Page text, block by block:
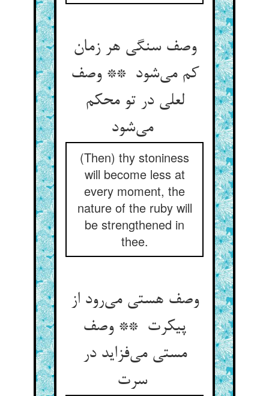
وصف سنگی هر زمان
کم می‌شود ** وصف
لعلی در تو محکم
می‌شود
(Then) thy stoniness
will become less at
every moment, the
nature of the ruby will
be strengthened in
thee.
وصف هستی می‌رود از
پیکرت ** وصف
مستی می‌فزاید در
سرت